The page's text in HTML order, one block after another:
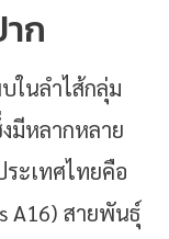
ก
ในลำไส้กลุ่ม
งมีหลากหลาย
ะเทศไทยคือ
A16) สายพันธุ์